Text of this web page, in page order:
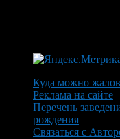
Куда можно
Реклама на сайте
Перечень
рождения
Связаться с